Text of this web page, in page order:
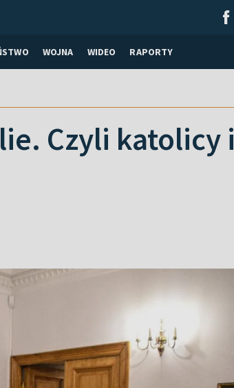
WOJNA WIDEO RAPORTY
Czyli katolicy i